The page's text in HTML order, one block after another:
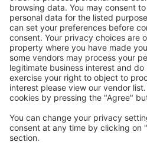
Bitte starten Sie Ihre Suche erneut
Copyright © eSky.at. Alle Rechte